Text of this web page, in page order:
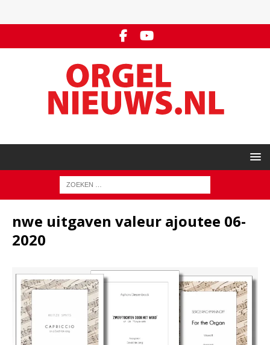
nwe uitgaven valeur ajoutee 06-
2020